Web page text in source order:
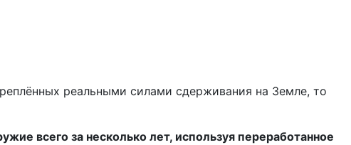
реальными силами сдерживания на Земле, то
всего за несколько лет, используя переработанное